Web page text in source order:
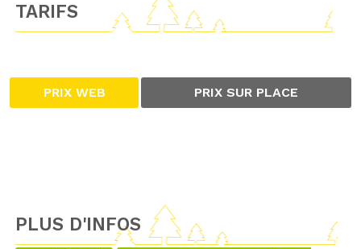
TARIFS
PRIX WEB PRIX SUR PLACE
PLUS D'INFOS